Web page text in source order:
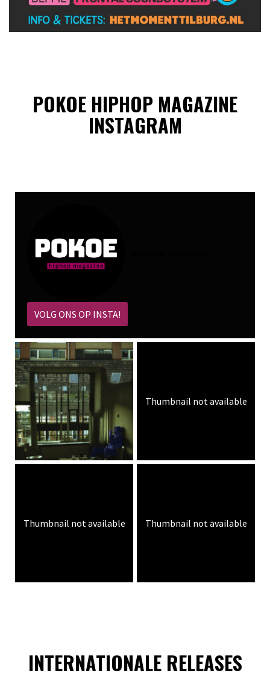
POKOE HIPHOP MAGAZINE
INSTAGRAM
VOLG ONS OP INSTA!
Thumbnail not available
Thumbnail not available Thumbnail not available
INTERNATIONALE RELEASES